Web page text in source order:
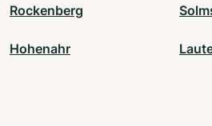
Rockenberg
Hohenahr